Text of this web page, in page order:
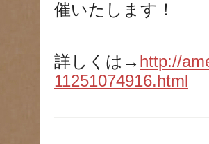
催いたします！
詳しくは→ http://
11251074916.html